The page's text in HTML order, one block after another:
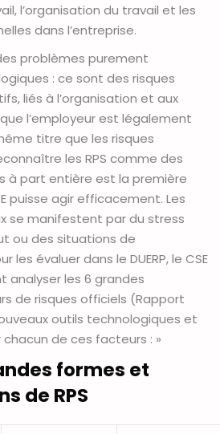
l’organisation du travail et les
dans l’entreprise.
problèmes purement
: ce sont des risques
liés à l’organisation et aux
l’employeur est légalement
titre que les risques
les RPS comme des
à part entière est la première
puisse agir efficacement. Les
se manifestent par du stress
ou des situations de
les évaluer dans le DUERP, le CSE
analyser les 6 grandes
de risques officiels (Rapport
outils technologiques et
chacun de ces facteurs : »
formes et
de RPS